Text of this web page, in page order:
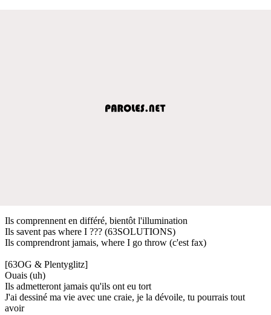
Ils comprennent en différé, bientôt l'illumination
Ils savent pas where I ??? (63SOLUTIONS)
Ils comprendront jamais, where I go throw (c'est fax)
[63OG & Plentyglitz]
Ouais (uh)
Ils admetteront jamais qu'ils ont eu tort
J'ai dessiné ma vie avec une craie, je la dévoile, tu pourrais tout
avoir